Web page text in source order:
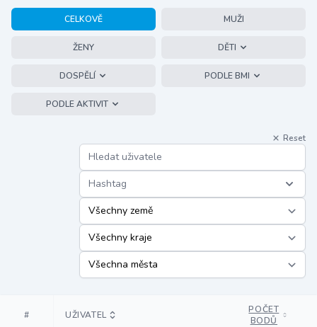
CELKOVĚ MUŽI
ŽENY DĚTI
DOSPĚLÍ PODLE BMI
PODLE AKTIVIT
Reset
Hashtag
# UŽIVATEL
POČET
BODŮ